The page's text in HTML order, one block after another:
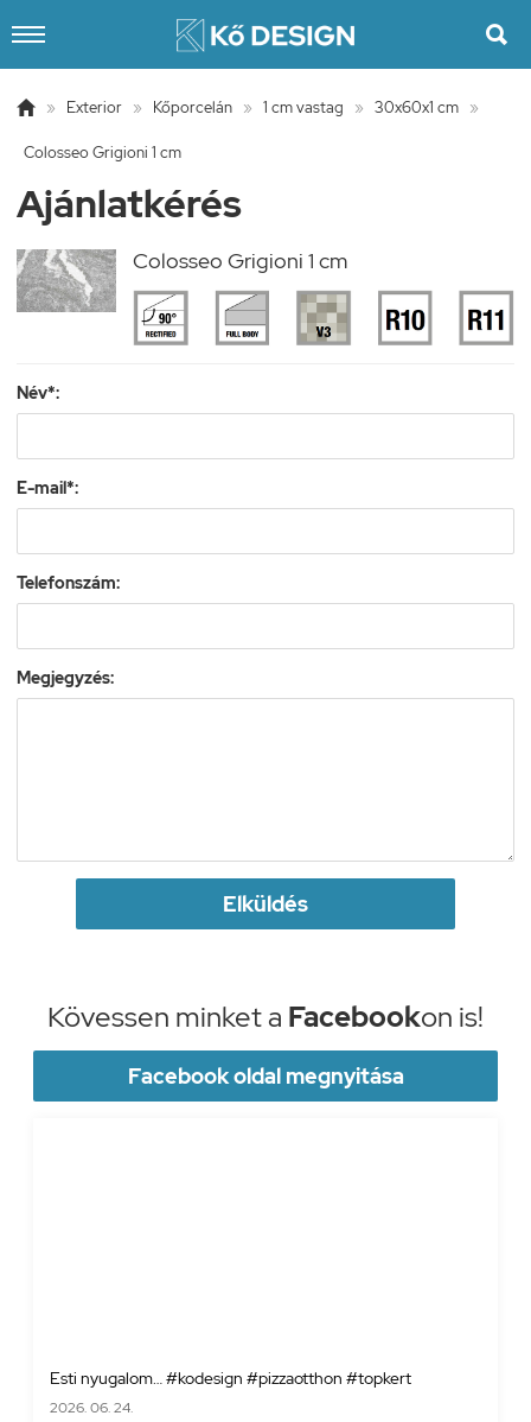

 » Exterior » Kőporcelán » 1 cm vastag » 30x60x1 cm »
Colosseo Grigioni 1 cm
Ajánlatkérés
Colosseo Grigioni 1 cm
Név*:
E-mail*:
Telefonszám:
Megjegyzés:
Elküldés
Kövessen minket a Facebookon is!
Facebook oldal megnyitása
Esti nyugalom… #kodesign #pizzaotthon #topkert
2026. 06. 24.